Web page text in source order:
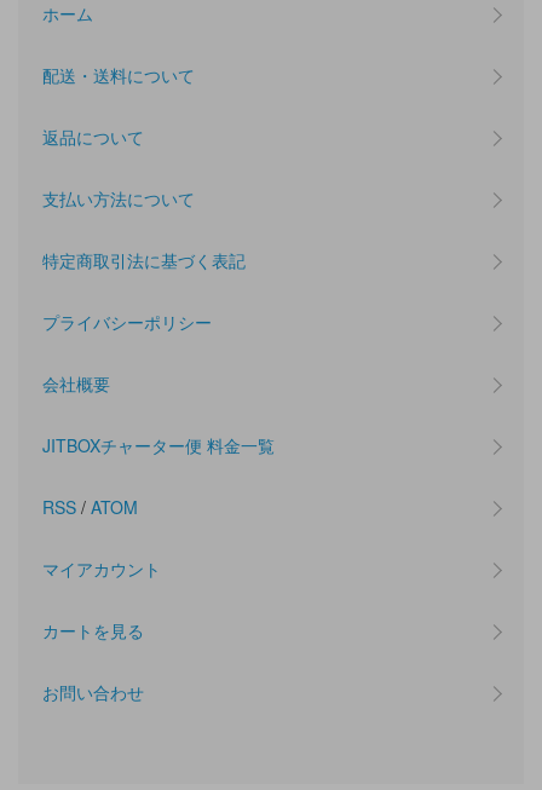
ホーム
配送・送料について
返品について
支払い方法について
特定商取引法に基づく表記
プライバシーポリシー
会社概要
JITBOXチャーター便 料金一覧
RSS / ATOM
マイアカウント
カートを見る
お問い合わせ